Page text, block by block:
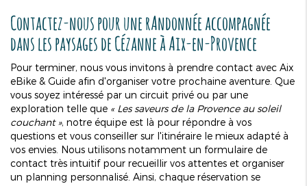
Contactez-nous pour unerAndonnée accompagnée
dans les paysages de Cézanneà Aix-en-Provence
Pour terminer, nous vous invitons à prendre contact avec Aix
eBike & Guide afin d'organiser votre prochaine aventure. Que
vous soyez intéressé par un circuit privé ou par une
exploration telle que « Les saveurs de la Provence au soleil
couchant », notre équipe est là pour répondre à vos
questions et vous conseiller sur l'itinéraire le mieux adapté à
vos envies. Nous utilisons notamment un formulaire de
contact très intuitif pour recueillir vos attentes et organiser
un planning personnalisé. Ainsi, chaque réservation se